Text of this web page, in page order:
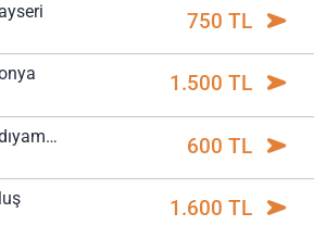
750 TL
1.500 TL
Kahramanmaraş - Adıyaman 600 TL
1.600 TL